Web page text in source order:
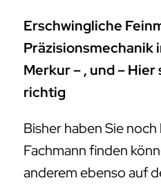
Erschwingliche
Präzisionsmechanik
Merkur – , und – Hier
richtig
Bisher haben Sie
Fachmann finden
anderem ebenso auf